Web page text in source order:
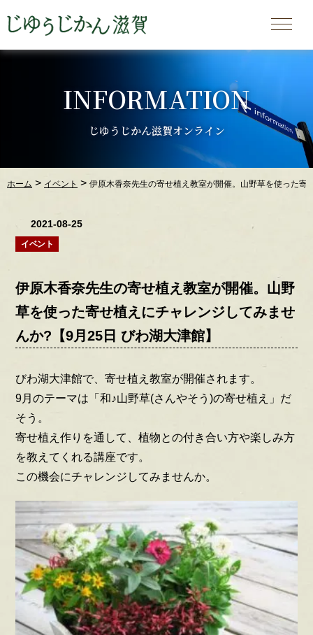
INFORMATION
じゆうじかん滋賀オンライン
ホーム > イベント > 伊原木香奈先生の寄せ植え教室が開催。山野草を使った
2021-08-25
イベント
伊原木香奈先生の寄せ植え教室が開催。山野
草を使った寄せ植えにチャレンジしてみませ
んか?【9月25日 びわ湖大津館】
びわ湖大津館で、寄せ植え教室が開催されます。
9月のテーマは「和♪山野草(さんやそう)の寄せ植え」だ
そう。
寄せ植え作りを通して、植物との付き合い方や楽しみ方
を教えてくれる講座です。
この機会にチャレンジしてみませんか。